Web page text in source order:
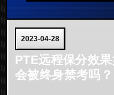
2023-04-28
PTE远程保分效
会被终身禁考吗？